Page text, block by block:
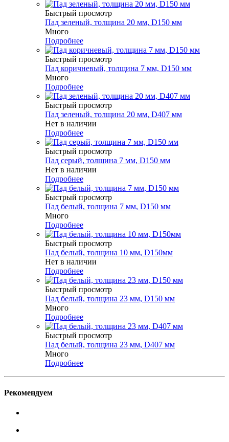
Быстрый просмотр
Пад зеленый, толщина 20 мм, D150 мм
Много
Подробнее
Быстрый просмотр
Пад коричневый, толщина 7 мм, D150 мм
Много
Подробнее
Быстрый просмотр
Пад зеленый, толщина 20 мм, D407 мм
Нет в наличии
Подробнее
Быстрый просмотр
Пад серый, толщина 7 мм, D150 мм
Нет в наличии
Подробнее
Быстрый просмотр
Пад белый, толщина 7 мм, D150 мм
Много
Подробнее
Быстрый просмотр
Пад белый, толщина 10 мм, D150мм
Нет в наличии
Подробнее
Быстрый просмотр
Пад белый, толщина 23 мм, D150 мм
Много
Подробнее
Быстрый просмотр
Пад белый, толщина 23 мм, D407 мм
Много
Подробнее
Рекомендуем